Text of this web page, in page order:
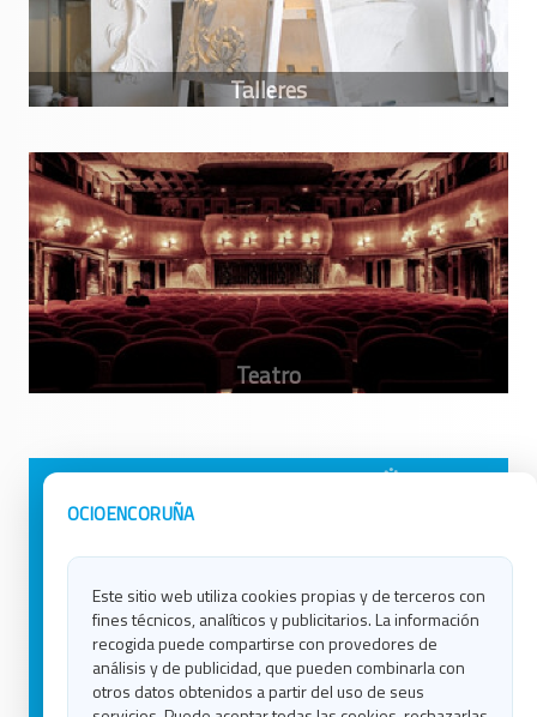
OCIOENCORUÑA
Este sitio web utiliza cookies propias y de terceros con
fines técnicos, analíticos y publicitarios. La información
recogida puede compartirse con provedores de
análisis y de publicidad, que pueden combinarla con
otros datos obtenidos a partir del uso de seus
Avisos Legales
Contacto
Política de Cookies
Ocio en Lugo
Ocio en Ourense
Ocio en Pontevedra
Ocio en Santiago